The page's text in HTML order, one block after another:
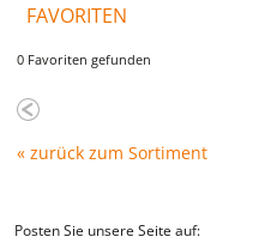
FAVORITEN
0 Favoriten gefunden
« zurück zum Sortiment
Posten Sie unsere Seite auf: